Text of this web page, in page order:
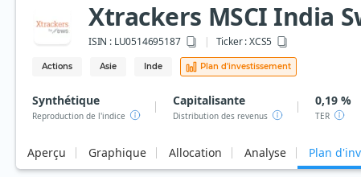
Xtrackers MSCI India
ISIN :LU0514695187 Ticker :XCS5
Actions Asie Inde Plan d'investissement
Synthétique
Reproduction de l'indice
Capitalisante
Distribution des revenus
0,19 %
TER
Aperçu Graphique Allocation Analyse Plan